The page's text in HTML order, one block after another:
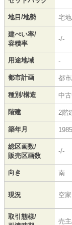
地目/地勢 宅
建ぺい率/
容積率
-/-
用途地域 -
都市計画 都
種別/構造 中
階建 2階
築年月
総区画数/
販売区画数
-/-
向き 南
現況 空家
取引態様/
売